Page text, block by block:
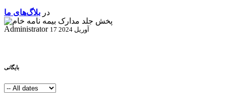
در بلاگ‌های ما
Administrator
17 آوریل 2024
بایگانی